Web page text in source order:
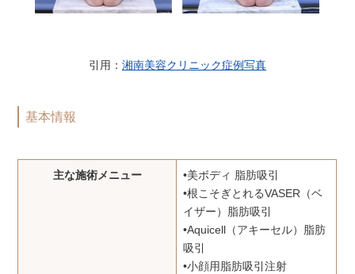
引用： 湘南美容クリニック症例写真
基本情報
主な施術メニュー
•美ボディ 脂肪吸引
•根こそぎとれるVASER（ベ
イザー）脂肪吸引
•Aquicell（アキーセル）脂肪
吸引
•小顔用脂肪吸引注射